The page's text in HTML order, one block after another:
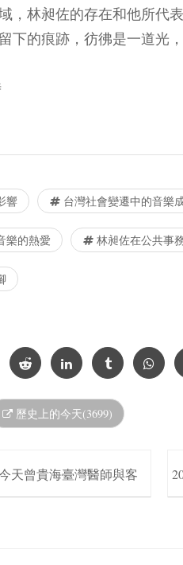
，林昶佐的存在和他所代
下的痕跡，彷彿是一道光
響 台灣社會變遷中的音樂
樂的熱愛 林昶佐在公共事
歷史上的今天(3699)
天曾貴海臺灣醫師與客